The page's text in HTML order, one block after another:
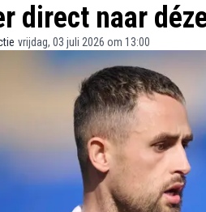
direct naar
vrijdag, 03 juli 2026 om 13:00